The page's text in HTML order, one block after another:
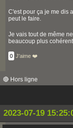
C'est pour ça je me dis
peut le faire.
Je vais tout de même
beaucoup plus
0 J'aime ❤️
🔴 Hors ligne
2023-07-19